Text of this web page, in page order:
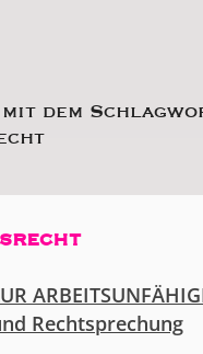
dem
Rechtsprechung